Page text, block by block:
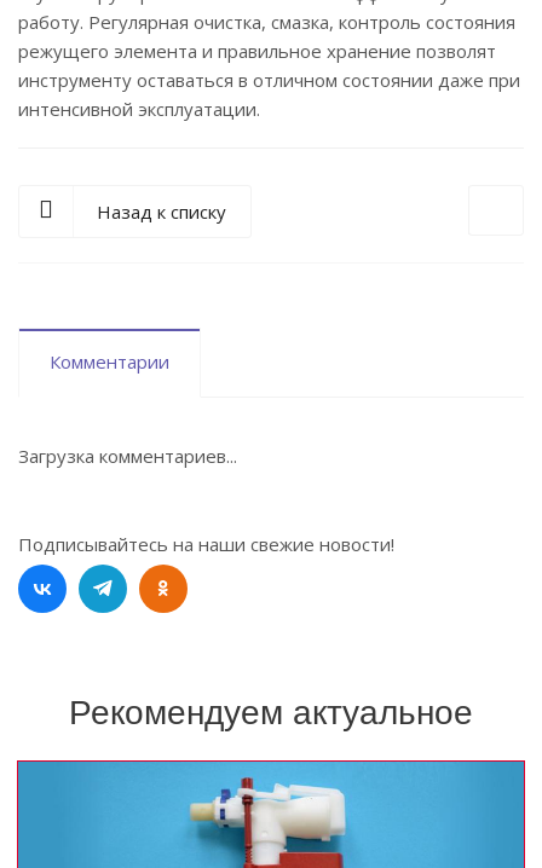
работу. Регулярная очистка, смазка, контроль состояния
режущего элемента и правильное хранение позволят
инструменту оставаться в отличном состоянии даже при
интенсивной эксплуатации.
Назад к списку
Комментарии
Загрузка комментариев...
Подписывайтесь на наши свежие новости!
Рекомендуем актуальное